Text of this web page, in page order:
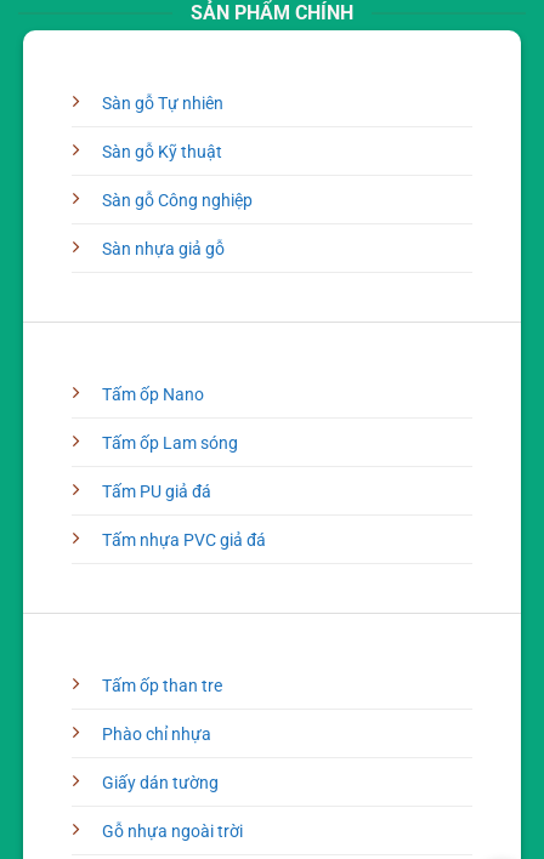
SẢN PHẨM CHÍNH
Sàn gỗ Tự nhiên
Sàn gỗ Kỹ thuật
Sàn gỗ Công nghiệp
Sàn nhựa giả gỗ
Tấm ốp Nano
Tấm ốp Lam sóng
Tấm PU giả đá
Tấm nhựa PVC giả đá
Tấm ốp than tre
Phào chỉ nhựa
Giấy dán tường
Gỗ nhựa ngoài trời